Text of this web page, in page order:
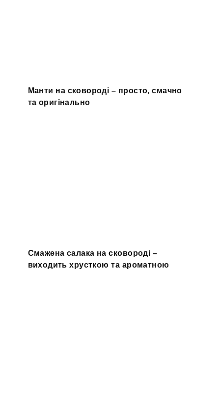
Манти на сковороді – просто, смачно
та оригінально
Смажена салака на сковороді –
виходить хрусткою та ароматною